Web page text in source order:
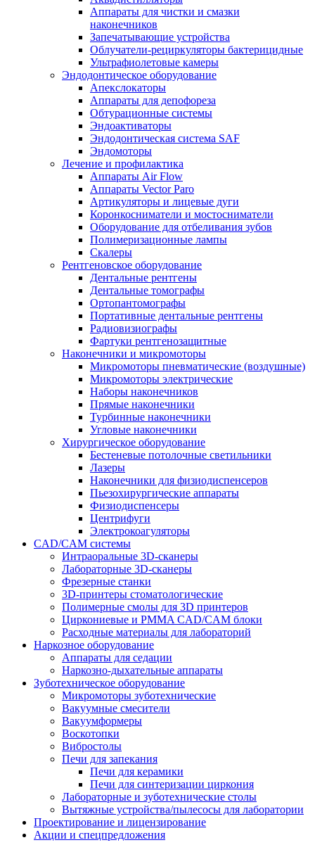
Аппараты для чистки и смазки
наконечников
Запечатывающие устройства
Облучатели-рециркуляторы бактерицидные
Ультрафиолетовые камеры
Эндодонтическое оборудование
Апекслокаторы
Аппараты для депофореза
Обтурационные системы
Эндоактиваторы
Эндодонтическая система SAF
Эндомоторы
Лечение и профилактика
Аппараты Air Flow
Аппараты Vector Paro
Артикуляторы и лицевые дуги
Коронкосниматели и мостосниматели
Оборудование для отбеливания зубов
Полимеризационные лампы
Скалеры
Рентгеновское оборудование
Дентальные рентгены
Дентальные томографы
Ортопантомографы
Портативные дентальные рентгены
Радиовизиографы
Фартуки рентгенозащитные
Наконечники и микромоторы
Микромоторы пневматические (воздушные)
Микромоторы электрические
Наборы наконечников
Прямые наконечники
Турбинные наконечники
Угловые наконечники
Хирургическое оборудование
Бестеневые потолочные светильники
Лазеры
Наконечники для физиодиспенсеров
Пьезохирургические аппараты
Физиодиспенсеры
Центрифуги
Электрокоагуляторы
CAD/CAM системы
Интраоральные 3D-сканеры
Лабораторные 3D-сканеры
Фрезерные станки
3D-принтеры стоматологические
Полимерные смолы для 3D принтеров
Циркониевые и PMMA CAD/CAM блоки
Расходные материалы для лабораторий
Наркозное оборудование
Аппараты для седации
Наркозно-дыхательные аппараты
Зуботехническое оборудование
Микромоторы зуботехнические
Вакуумные смесители
Вакуумформеры
Воскотопки
Вибростолы
Печи для запекания
Печи для керамики
Печи для синтеризации циркония
Лабораторные и зуботехнические столы
Вытяжные устройства/пылесосы для лаборатории
Проектирование и лицензирование
Акции и спецпредложения